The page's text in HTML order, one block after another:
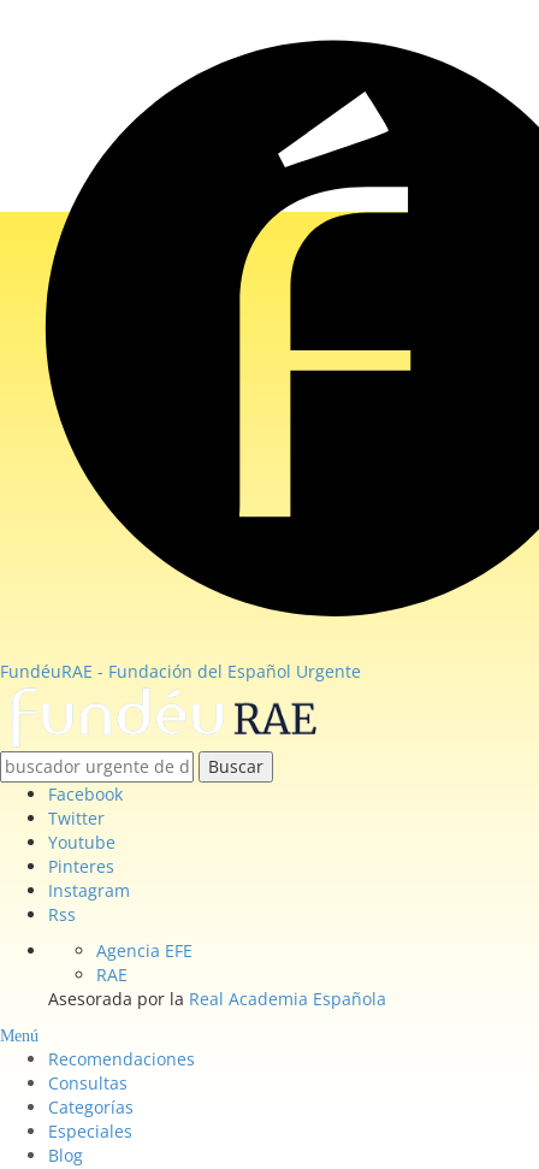
FundéuRAE - Fundación del Español Urgente
Buscar
Facebook
Twitter
Youtube
Pinteres
Instagram
Rss
Agencia EFE
RAE
Asesorada por la Real Academia Española
Menú
Recomendaciones
Consultas
Categorías
Especiales
Blog